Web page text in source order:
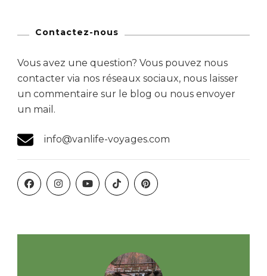
Contactez-nous
Vous avez une question? Vous pouvez nous
contacter via nos réseaux sociaux, nous laisser
un commentaire sur le blog ou nous envoyer
un mail.
info@vanlife-voyages.com